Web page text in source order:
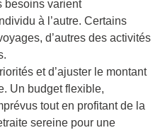
besoins varient
à l’autre. Certains
d’autres des activités
et d’ajuster le montant
Un budget flexible,
tout en profitant de la
sereine pour une